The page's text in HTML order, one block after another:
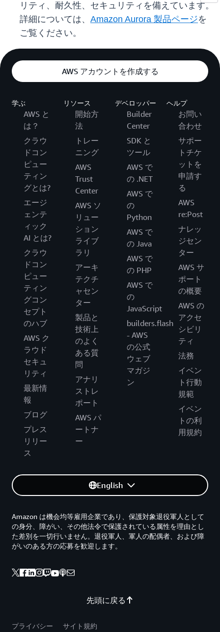
リティ、耐久性、セキュリティを備えています。
詳細については、 Amazon Aurora 製品ページを
ご覧ください。
AWS アカウントを作成する
学ぶ
AWS と
は？
クラウ
ドコン
ピュー
ティン
グとは?
エージ
ェンテ
ィック
AI とは?
クラウ
ドコン
ピュー
ティン
グコン
セプト
のハブ
AWS ク
ラウド
セキュ
リティ
最新情
報
ブログ
プレス
リリー
ス
リソース
開始方
法
トレー
ニング
AWS
Trust
Center
AWS ソ
リュー
ション
ライブ
ラリ
アーキ
テクチ
ャセン
ター
製品と
技術上
のよく
ある質
問
アナリ
ストレ
ポート
AWS パ
ートナ
ー
デベロッパー
Builder
Center
SDK と
ツール
AWS で
の .NET
AWS で
の
Python
AWS で
の Java
AWS で
の PHP
AWS で
の
JavaScript
builders.flash
- AWS
の公式
ウェブ
マガジ
ン
ヘルプ
お問い
合わせ
サポー
トチケ
ットを
申請す
る
AWS
re:Post
ナレッ
ジセン
ター
AWS サ
ポート
の概要
AWS の
アクセ
シビリ
ティ
法務
イベン
ト行動
規範
イベン
トの利
用規約
English
先頭に戻る
Amazon は機会均等雇用企業であり、保護対象退役軍人として
の身分、障がい、その他法令で保護されている属性を理由とし
た差別を一切行いません。退役軍人、軍人の配偶者、および障
がいのある方の応募を歓迎します。
プライバシー サイト規約